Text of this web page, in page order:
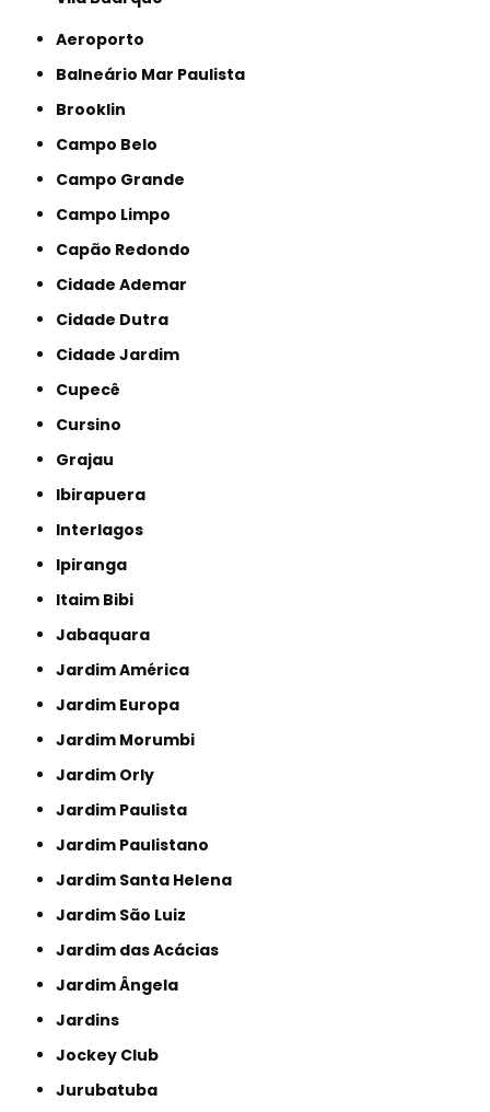
Aeroporto
Balneário Mar Paulista
Brooklin
Campo Belo
Campo Grande
Campo Limpo
Capão Redondo
Cidade Ademar
Cidade Dutra
Cidade Jardim
Cupecê
Cursino
Grajau
Ibirapuera
Interlagos
Ipiranga
Itaim Bibi
Jabaquara
Jardim América
Jardim Europa
Jardim Morumbi
Jardim Orly
Jardim Paulista
Jardim Paulistano
Jardim Santa Helena
Jardim São Luiz
Jardim das Acácias
Jardim Ângela
Jardins
Jockey Club
Jurubatuba